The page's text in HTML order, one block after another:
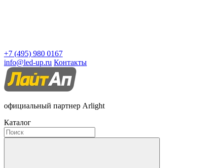
+7 (495) 980 0167
info@led-up.ru Контакты
официальный партнер Arlight
Каталог